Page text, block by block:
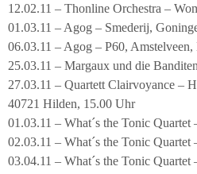
12.02.11 – Thonline Orchestra –
01.03.11 – Agog – Smederij,
06.03.11 – Agog – P60, Amstelveen,
25.03.11 – Margaux und die
27.03.11 – Quartett Clairvoyance –
40721 Hilden, 15.00 Uhr
01.03.11 – What´s the Tonic
02.03.11 – What´s the Tonic
03.04.11 – What´s the Tonic